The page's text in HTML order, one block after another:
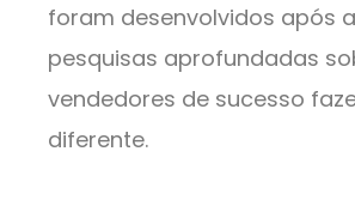
foram desenvolvidos após
pesquisas aprofundadas
vendedores de sucesso
diferente.